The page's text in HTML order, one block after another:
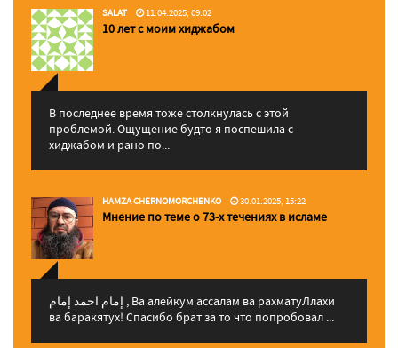
SALAT 11.04.2025, 09:02
10 лет с моим хиджабом
В последнее время тоже столкнулась с этой
проблемой. Ощущение будто я поспешила с
хиджабом и рано по...
HAMZA CHERNOMORCHENKO 30.01.2025, 15:22
Мнение по теме о 73-х течениях в исламе
إمام احمد إمام , Ва алейкум ассалам ва рахматуЛлахи
ва баракятух! Спасибо брат за то что попробовал ...